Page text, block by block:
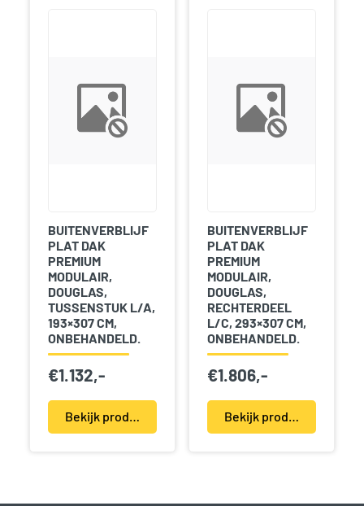
BUITENVERBLIJF
PLAT DAK
PREMIUM
MODULAIR,
DOUGLAS,
TUSSENSTUK L/A,
193×307 CM,
ONBEHANDELD.
€1.132,-
Bekijk product(en)
BUITENVERBLIJF
PLAT DAK
PREMIUM
MODULAIR,
DOUGLAS,
RECHTERDEEL
L/C, 293×307 CM,
ONBEHANDELD.
€1.806,-
Bekijk product(en)